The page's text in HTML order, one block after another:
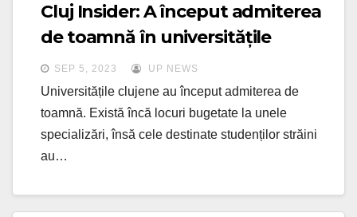
Cluj Insider: A început admiterea
de toamnă în universitățile
clujene
SEP 5, 2023 UP NEWS
Universitățile clujene au început admiterea de
toamnă. Există încă locuri bugetate la unele
specializări, însă cele destinate studenților străini
au…